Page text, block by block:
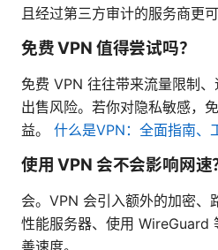
且经过第三方审计的服务商更可
免费 VPN 值得尝试吗？
免费 VPN 往往带来流量限制
出售风险。若你对隐私敏感，
益。 什么是VPN：全面指南、
使用 VPN 会不会影响网速
会。VPN 会引入额外的加密、
性能服务器、使用 WireGuard
善速度。